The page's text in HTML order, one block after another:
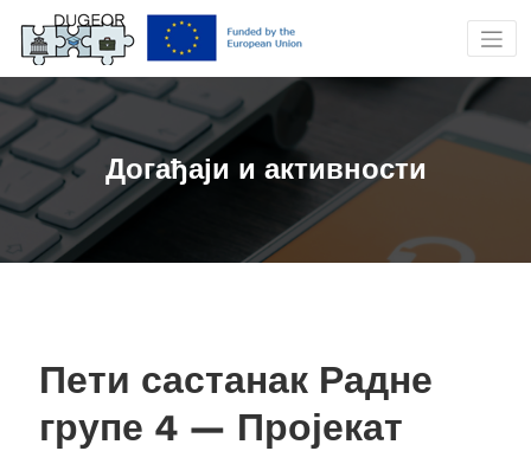
садржај
Догађаји и активности
Пети састанак Радне
групе 4 — Пројекат